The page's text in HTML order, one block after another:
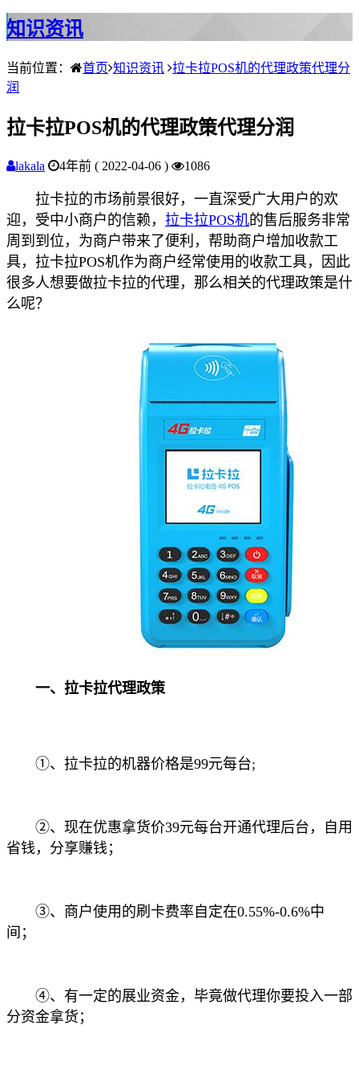
知识资讯
当前位置： 首页 知识资讯 拉卡拉POS机的代理政策代理分
润
拉卡拉POS机的代理政策代理分润
lakala 4年前 ( 2022-04-06 ) 1086
拉卡拉的市场前景很好，一直深受广大用户的欢
迎，受中小商户的信赖， 拉卡拉POS机的售后服务非常
周到到位，为商户带来了便利，帮助商户增加收款工
具，拉卡拉POS机作为商户经常使用的收款工具，因此
很多人想要做拉卡拉的代理，那么相关的代理政策是什
么呢？
一、拉卡拉代理政策
①、拉卡拉的机器价格是99元每台;
②、现在优惠拿货价39元每台开通代理后台，自用
省钱，分享赚钱；
③、商户使用的刷卡费率自定在0.55%-0.6%中
间；
④、有一定的展业资金，毕竟做代理你要投入一部
分资金拿货；